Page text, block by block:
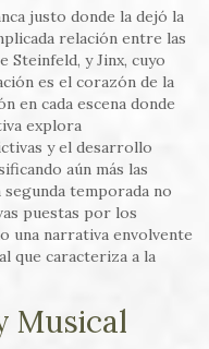
justo donde la dejó la
relación entre las
Steinfeld, y Jinx, cuyo
es el corazón de la
en cada escena donde
explora
y el desarrollo
aún más las
temporada no
puestas por los
una narrativa envolvente
que caracteriza a la
Musical